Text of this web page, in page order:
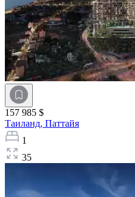
157 985 $
Таиланд, Паттайя
1
35